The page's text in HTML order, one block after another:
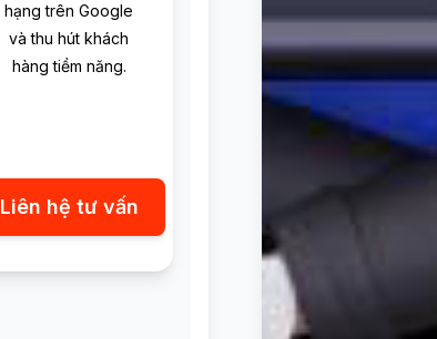
hạng trên Google
và thu hút khách
hàng tiềm năng.
Liên hệ tư vấn